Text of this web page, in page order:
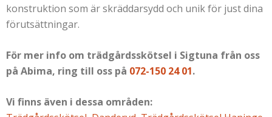
konstruktion som är skräddarsydd och unik för just dina
förutsättningar.
För mer info om trädgårdsskötsel i Sigtuna från oss
på Abima, ring till oss på 072-150 24 01.
Vi finns även i dessa områden: